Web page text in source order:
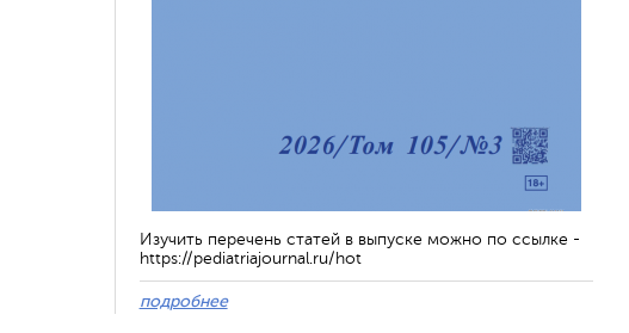
Изучить перечень статей в выпуске можно по ссылке -
https://pediatriajournal.ru/hot
подробнее